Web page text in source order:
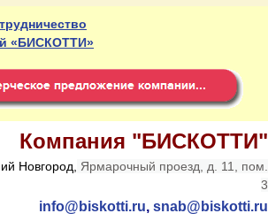
«БИСКОТТИ»
Компания "БИСКОТТИ"
Новгород,
Ярмарочный проезд, д. 11, пом.
3
info@biskotti.ru, snab@biskotti.ru